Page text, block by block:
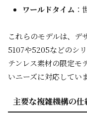
ワールドタイム ：
これらのモデルは、デ
5107や5205などのシ
テンレス素材の限定モ
いニーズに対応していま
主要な複雑機構の